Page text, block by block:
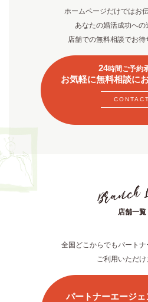
ホームページだけではお
あなたの婚活成功への
店舗での無料相談でお待
24時間ご予約
お気軽に無料相談に
CONTACT
店舗一覧
全国どこからでもパート
ご利用いただけ
パートナーエージ